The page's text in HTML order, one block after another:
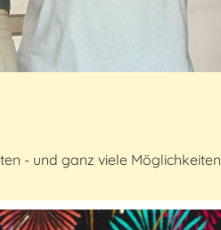
- und ganz viele Möglichkeiten